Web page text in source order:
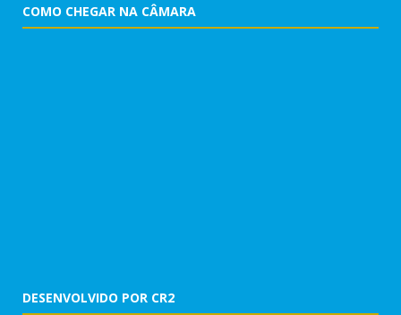
COMO CHEGAR NA CÂMARA
DESENVOLVIDO POR CR2